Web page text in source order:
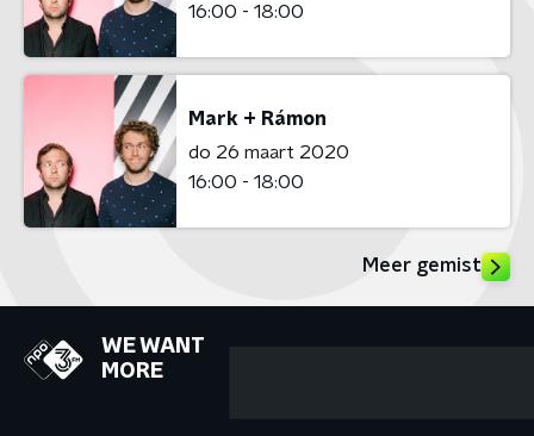
16:00 - 18:00
Mark + Rámon
do 26 maart 2020
16:00 - 18:00
Meer gemist
WE WANT
MORE